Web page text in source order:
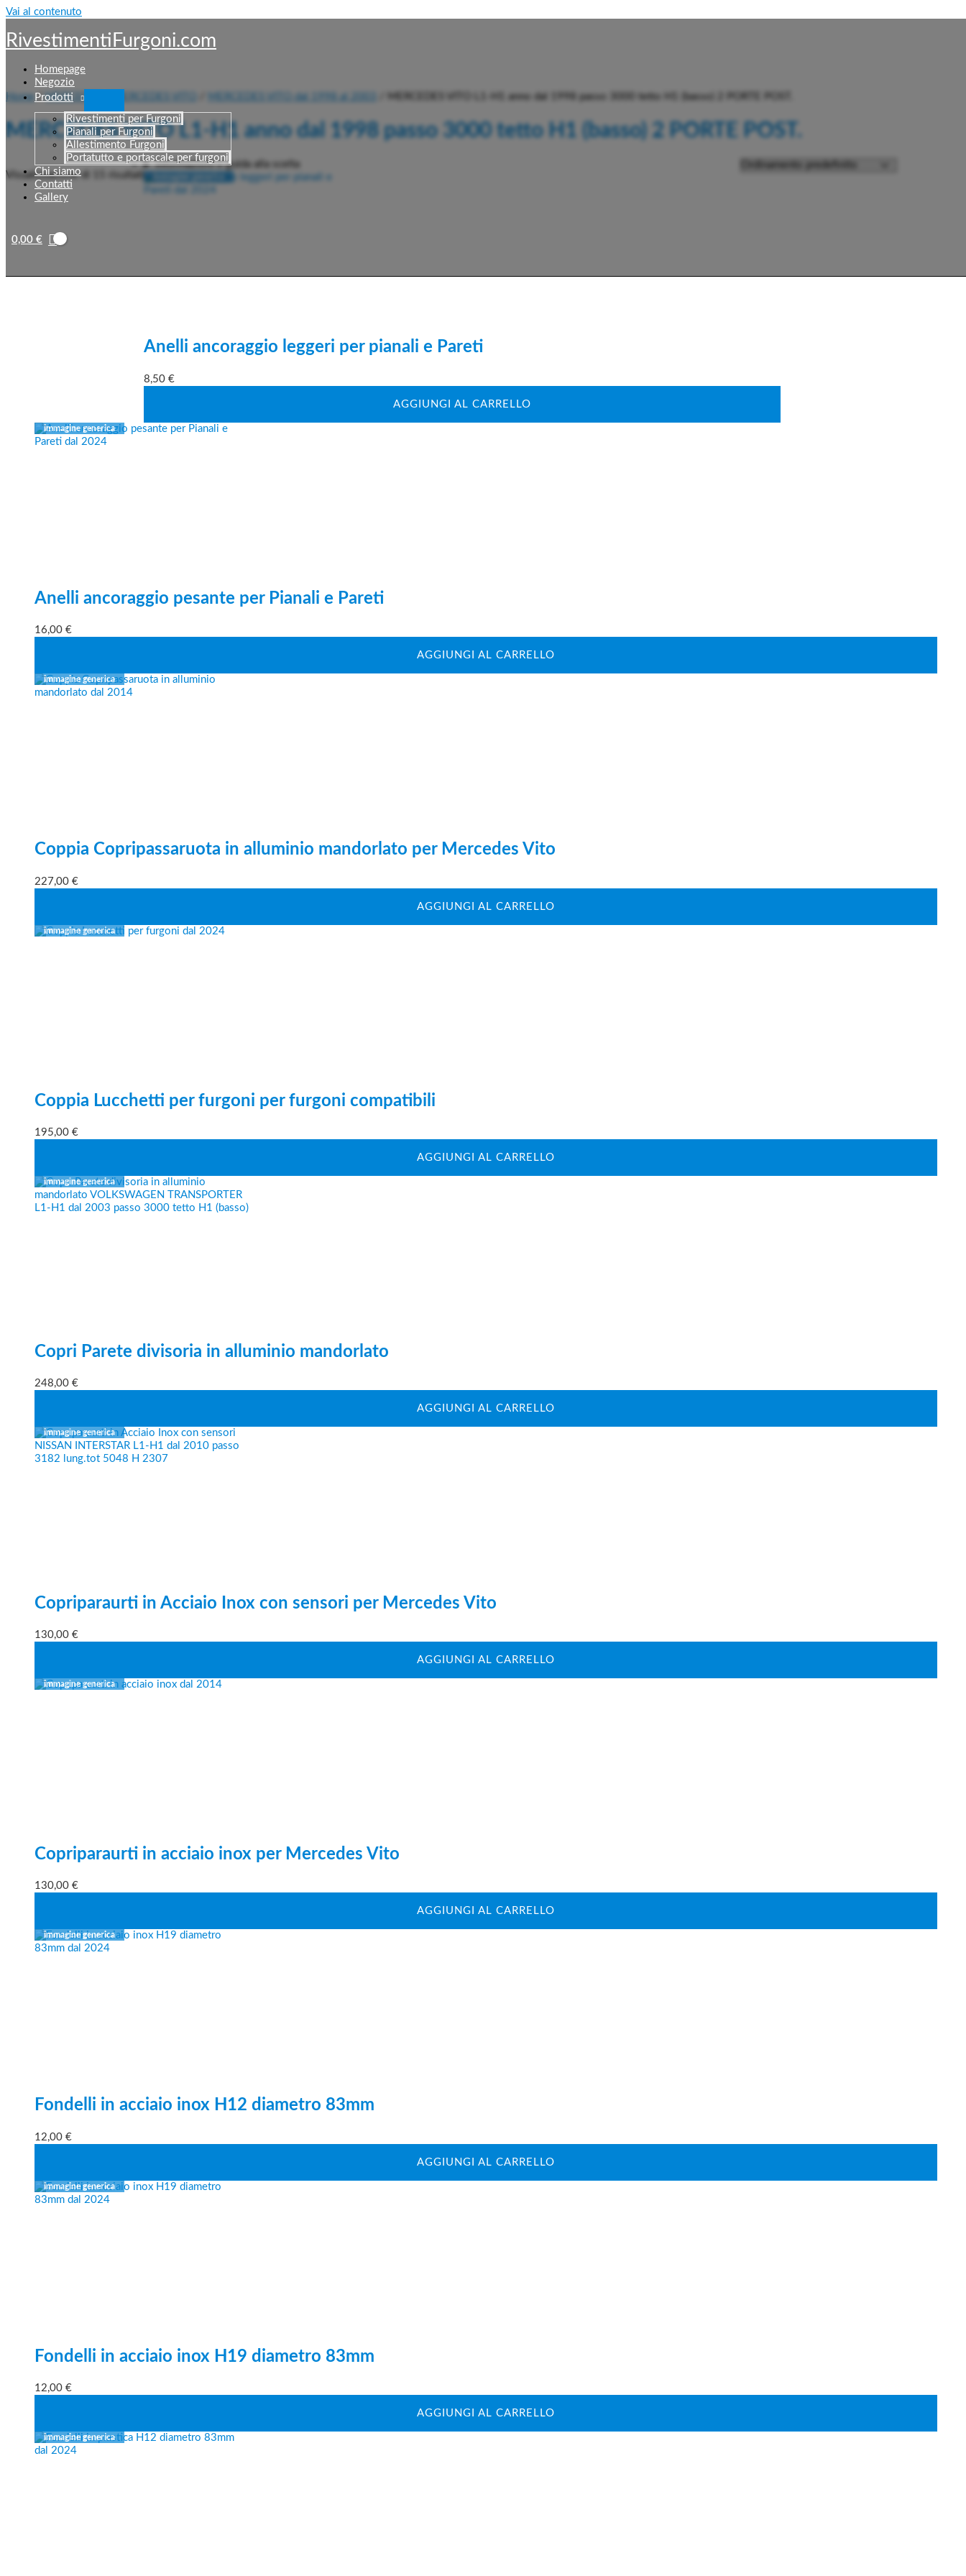
Vai al contenuto
RivestimentiFurgoni.com
Homepage
Negozio
Prodotti
Rivestimenti per Furgoni
Pianali per Furgoni
Allestimento Furgoni
Portatutto e portascale per furgoni
Chi siamo
Contatti
Gallery
0,00 €
Home /MERCEDES MERCEDES VITO dal 1998 al 2003 / MERCEDES VITO L1-H1 anno dal 1998 passo 3000 tetto H1 (basso) 2 PORTE POST.
MERCEDES VITO L1-H1 anno dal 1998 passo 3000 tetto H1 (basso) 2 PORTE POST.
Visualizzazione di 15 risultati
Informazioni e guida alla scelta
Anelli ancoraggio leggeri per pianali e Pareti
8,50 €
AGGIUNGI AL CARRELLO
Anelli ancoraggio pesante per Pianali e Pareti
16,00 €
AGGIUNGI AL CARRELLO
Coppia Copripassaruota in alluminio mandorlato per Mercedes Vito
227,00 €
AGGIUNGI AL CARRELLO
Coppia Lucchetti per furgoni per furgoni compatibili
195,00 €
AGGIUNGI AL CARRELLO
Copri Parete divisoria in alluminio mandorlato
248,00 €
AGGIUNGI AL CARRELLO
Copriparaurti in Acciaio Inox con sensori per Mercedes Vito
130,00 €
AGGIUNGI AL CARRELLO
Copriparaurti in acciaio inox per Mercedes Vito
130,00 €
AGGIUNGI AL CARRELLO
Fondelli in acciaio inox H12 diametro 83mm
12,00 €
AGGIUNGI AL CARRELLO
Fondelli in acciaio inox H19 diametro 83mm
12,00 €
AGGIUNGI AL CARRELLO